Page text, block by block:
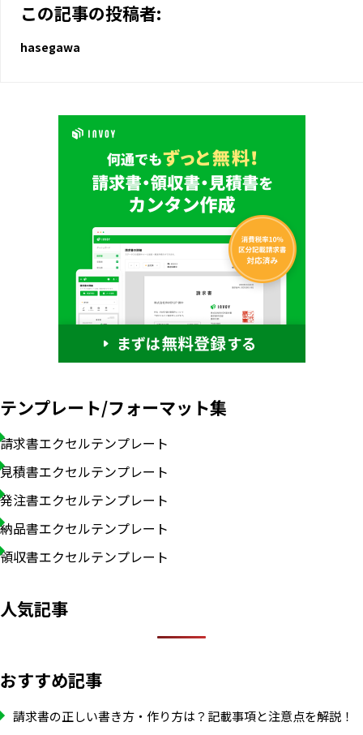
この記事の投稿者:
hasegawa
テンプレート/フォーマット集
請求書エクセルテンプレート
見積書エクセルテンプレート
発注書エクセルテンプレート
納品書エクセルテンプレート
領収書エクセルテンプレート
人気記事
おすすめ記事
請求書の正しい書き方・作り方は？記載事項と注意点を解説！